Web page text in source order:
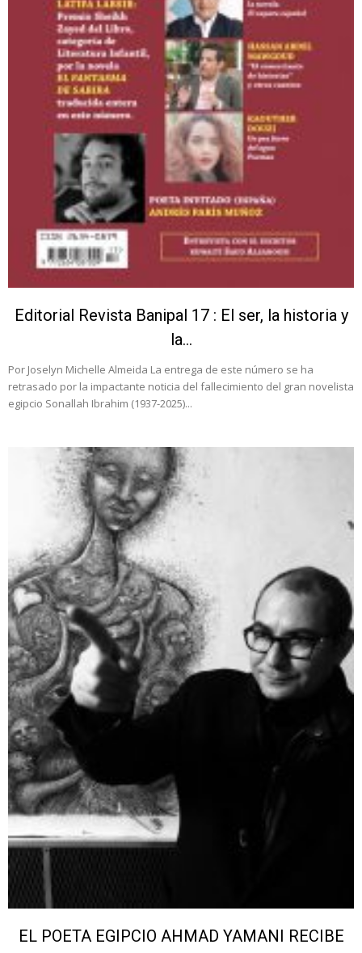
Editorial Revista Banipal 17 : El ser, la historia y
la...
Por Joselyn Michelle Almeida La entrega de este número se ha
retrasado por la impactante noticia del fallecimiento del gran novelista
egipcio Sonallah Ibrahim (1937-2025)...
EL POETA EGIPCIO AHMAD YAMANI RECIBE